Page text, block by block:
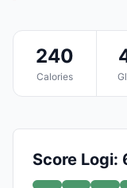
240
Calories
Score Logi: